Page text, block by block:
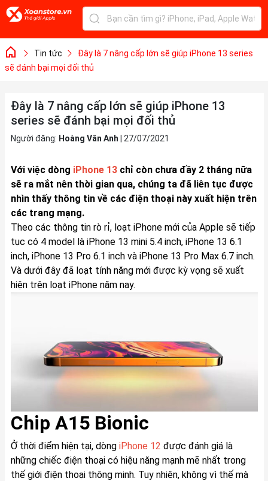
Tin tức
Đây là 7 nâng cấp lớn sẽ giúp iPhone 13 series
sẽ đánh bại mọi đối thủ
Đây là 7 nâng cấp lớn sẽ giúp iPhone 13
series sẽ đánh bại mọi đối thủ
Người đăng: Hoàng Vân Anh 27/07/2021
Với việc dòng iPhone 13chỉ còn chưa đầy 2 tháng nữa
sẽ ra mắt nên thời gian qua, chúng ta đã liên tục được
nhìn thấy thông tin về các điện thoại này xuất hiện trên
các trang mạng.
Theo các thông tin rò rỉ, loạt iPhonemới của Apple sẽ tiếp
tục có 4 model là iPhone 13 mini 5.4 inch, iPhone 13 6.1
inch, iPhone 13 Pro 6.1 inch và iPhone 13 Pro Max 6.7 inch.
Và dưới đây đã loạt tính năng mới được kỳ vọng sẽ xuất
hiện trên loạt iPhone năm nay.
Chip A15 Bionic
Ở thời điểm hiện tại, dòng iPhone 12 được đánh giá là
những chiếc điện thoại có hiệu năng mạnh mẽ nhất trong
thế giới điện thoại thông minh. Tuy nhiên, không vì thế mà